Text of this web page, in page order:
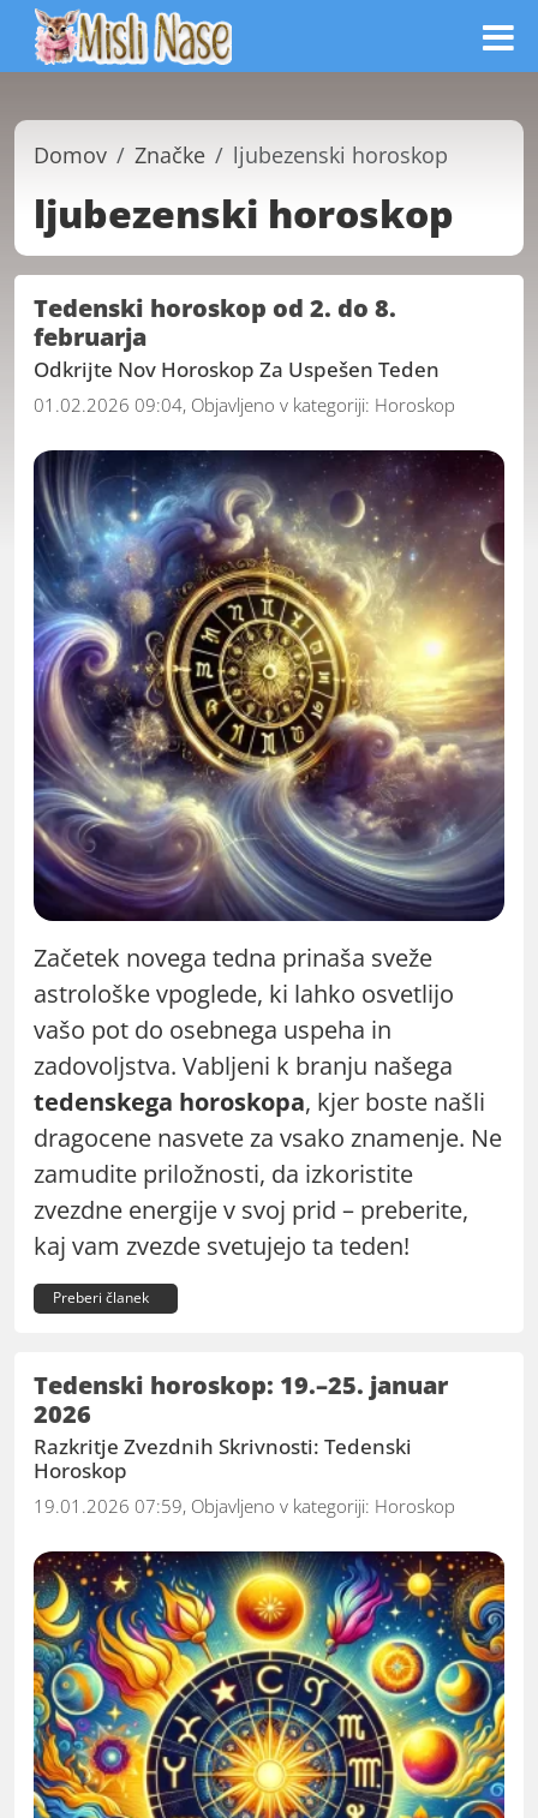
Domov Značke ljubezenski horoskop
ljubezenski horoskop
Tedenski horoskop od 2. do 8.
februarja
Odkrijte Nov Horoskop Za Uspešen Teden
01.02.2026 09:04, Objavljeno v kategoriji: Horoskop
Začetek novega tedna prinaša sveže
astrološke vpoglede, ki lahko osvetlijo
vašo pot do osebnega uspeha in
zadovoljstva. Vabljeni k branju našega
tedenskega horoskopa, kjer boste našli
dragocene nasvete za vsako znamenje. Ne
zamudite priložnosti, da izkoristite
zvezdne energije v svoj prid – preberite,
kaj vam zvezde svetujejo ta teden!
Preberi članek
Tedenski horoskop: 19.–25. januar
2026
Razkritje Zvezdnih Skrivnosti: Tedenski
Horoskop
19.01.2026 07:59, Objavljeno v kategoriji: Horoskop